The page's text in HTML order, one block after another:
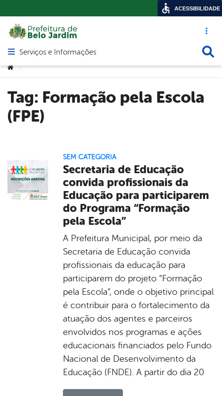
Acesso
Abrir menu principal de navegação
Serviços e Informações
Você está aqui:
>
Tag: Formação pela Escola
(FPE)
SEM CATEGORIA
Secretaria de Educação
convida profissionais da
Educação para participarem
do Programa “Formação
pela Escola”
A Prefeitura Municipal, por meio da
Secretaria de Educação convida
profissionais da educação para
participarem do projeto “Formação
pela Escola”, onde o objetivo principal
é contribuir para o fortalecimento da
atuação dos agentes e parceiros
envolvidos nos programas e ações
educacionais financiados pelo Fundo
Nacional de Desenvolvimento da
Educação (FNDE). A partir do dia 20
ACESSIBILIDADE